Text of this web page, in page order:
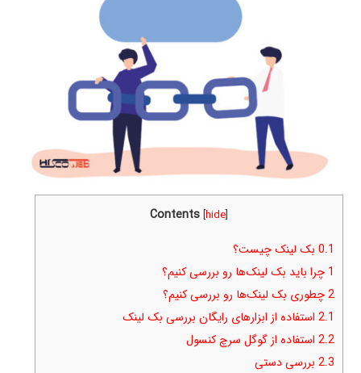
Contents [hide]
0.1 بک لینک چیست؟
1 چرا باید بک لینک‌ها رو بررسی کنیم؟
2چطوری بک لینک‌ها رو بررسی کنیم؟
2.1 استفاده از ابزارهای رایگان بررسی بک لینک
2.2 استفاده از گوگل سرچ کنسول
2.3 بررسی دستی